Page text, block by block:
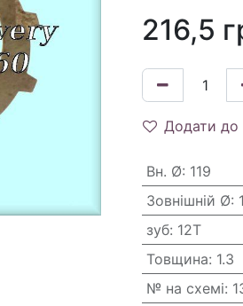
216,5
Додати до
Вн. Ø: 119
Зовнішній Ø:
зуб: 12T
Товщина: 1.3
№ на схемі: